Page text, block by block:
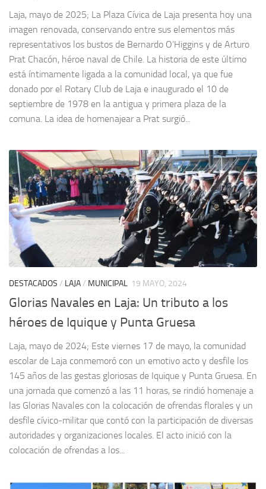
Laja, mayo de 2025; La Plaza Cívica de Laja presenta hoy una
imagen renovada, conservando entre sus elementos más
representativos los bustos de Bernardo O’Higgins y de Arturo
Prat Chacón, héroe naval de Chile. La historia de este último
está íntimamente ligada a la comunidad local, ya que fue
donado por el Rotary Club de Laja e inaugurado el 10 de
septiembre de 1978 en la antigua y primera plaza de la
comuna. La idea de homenajear a Prat surgió...
DESTACADOS / LAJA/ MUNICIPAL 19 MAYO, 2024
Glorias Navales en Laja: Un tributo a los
héroes de Iquique y Punta Gruesa
Laja, mayo de 2024; Este viernes 17 de mayo, la comunidad
escolar de Laja conmemoró con un emotivo acto y desfile los
145 años de las gestas gloriosas de Iquique y Punta Gruesa. En
una jornada que comenzó a las 11 horas, se rindió homenaje a
las Glorias Navales con la colocación de ofrendas florales y un
desfile cívico-militar que contó con la participación de diversas
autoridades y organizaciones locales. El acto inició con la
colocación de ofrendas a los...